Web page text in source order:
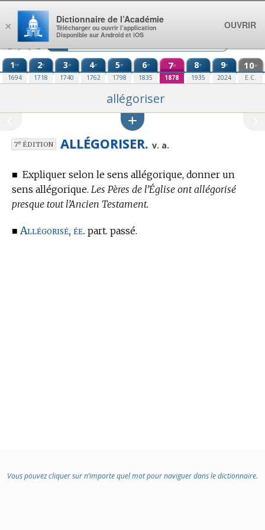
Aller au contenu
1re
1694
2e
1718
3e
1740
4e
1762
5e
1798
6e
1835
7e
1878
8e
1935
9e
2024
10e
E.C.
allégoriser
7eÉDITION ALLÉGORISER. v. a.
■ Expliquer selon le sens allégorique, donner un
sens allégorique. Les Pères de l’Église ont allégorisé
presque tout l’Ancien Testament.
■Allégorisé, ée. part. passé.
Vous pouvez cliquer sur n’importe quel mot pour naviguer dans le dictionnaire.
×
Dictionnaire de l’Académie
Télécharger ou ouvrir l’application
Disponible sur Android et iOS
OUVRIR